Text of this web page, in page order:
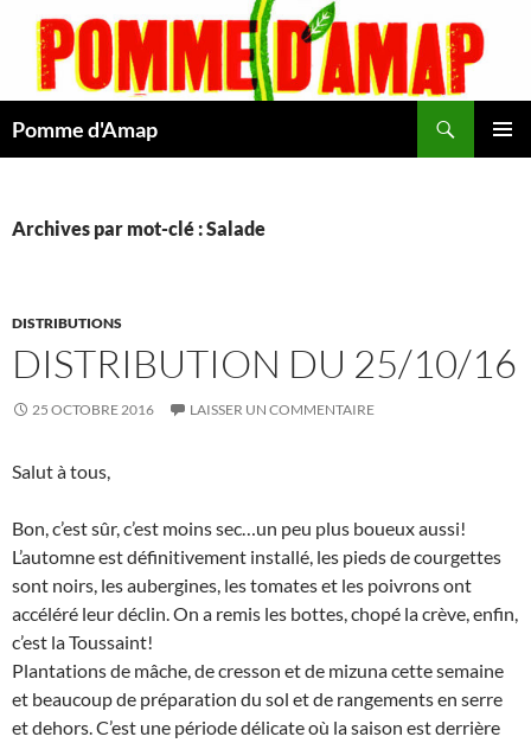
contenu
Pomme d'Amap
Archives par mot-clé : Salade
DISTRIBUTIONS
DISTRIBUTION DU 25/10/16
25 OCTOBRE 2016 LAISSER UN COMMENTAIRE
Salut à tous,
Bon, c’est sûr, c’est moins sec…un peu plus boueux aussi!
L’automne est définitivement installé, les pieds de courgettes
sont noirs, les aubergines, les tomates et les poivrons ont
accéléré leur déclin. On a remis les bottes, chopé la crève, enfin,
c’est la Toussaint!
Plantations de mâche, de cresson et de mizuna cette semaine
et beaucoup de préparation du sol et de rangements en serre
et dehors. C’est une période délicate où la saison est derrière